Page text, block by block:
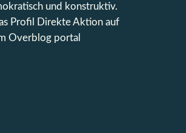
und konstruktiv.
Profil
Direkte Aktion auf
Overblog portal